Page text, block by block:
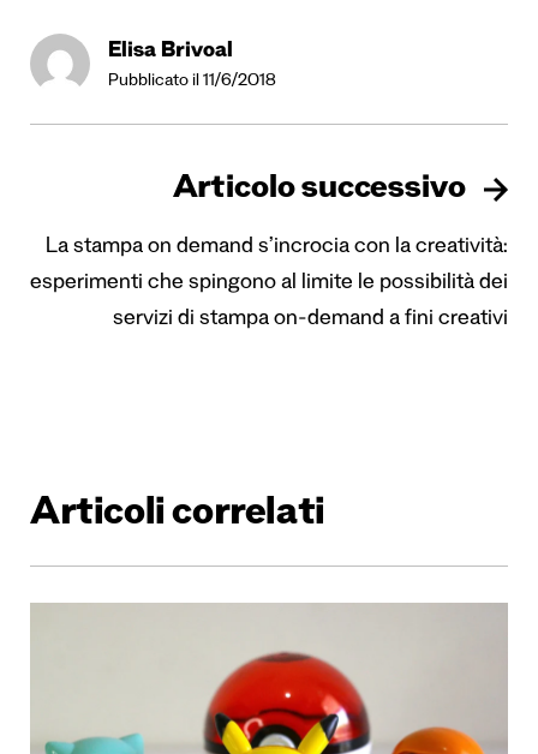
Elisa Brivoal
Pubblicato il 11/6/2018
Articolo successivo
La stampa on demand s’incrocia con la creatività:
esperimenti che spingono al limite le possibilità dei
servizi di stampa on-demand a fini creativi
Articoli correlati